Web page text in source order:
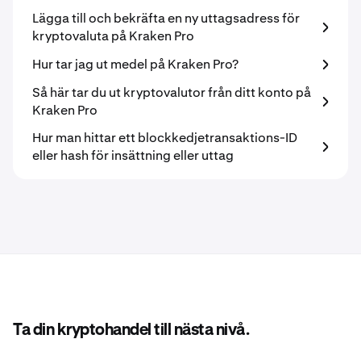
Lägga till och bekräfta en ny uttagsadress för
kryptovaluta på Kraken Pro
Hur tar jag ut medel på Kraken Pro?
Så här tar du ut kryptovalutor från ditt konto på
Kraken Pro
Hur man hittar ett blockkedjetransaktions-ID
eller hash för insättning eller uttag
Ta din kryptohandel till nästa nivå.